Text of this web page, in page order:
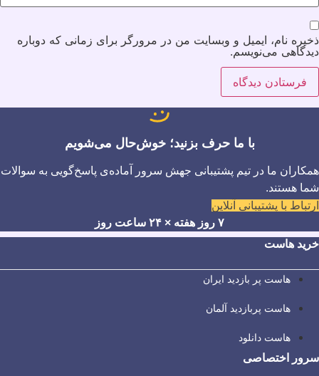
ذخیره نام، ایمیل و وبسایت من در مرورگر برای زمانی که دوباره
دیدگاهی می‌نویسم.
با ما حرف بزنید؛ خوش‌حال می‌شویم
همکاران ما در تیم پشتیبانی جهش سرور آماده‌ی پاسخ‌گویی به سوالات
شما هستند.
ارتباط با پشتیبانی آنلاین
۷ روز هفته × ۲۴ ساعت روز
خرید هاست
هاست پر بازدید ایران
هاست پربازدید آلمان
هاست دانلود
سرور اختصاصی